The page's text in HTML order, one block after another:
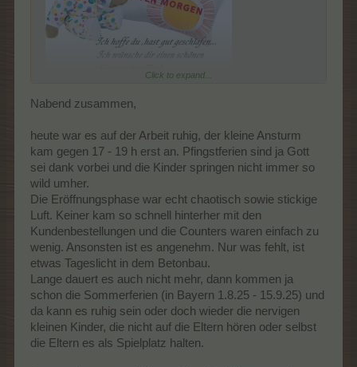
Hitze nicht aus
Danke auch an Konni für die vielen Köstlichkeiten .
Click to expand...
Nabend zusammen,
heute war es auf der Arbeit ruhig, der kleine Ansturm
kam gegen 17 - 19 h erst an. Pfingstferien sind ja Gott
sei dank vorbei und die Kinder springen nicht immer so
wild umher.
Die Eröffnungsphase war echt chaotisch sowie stickige
Luft. Keiner kam so schnell hinterher mit den
Kundenbestellungen und die Counters waren einfach zu
wenig. Ansonsten ist es angenehm. Nur was fehlt, ist
etwas Tageslicht in dem Betonbau.
Lange dauert es auch nicht mehr, dann kommen ja
schon die Sommerferien (in Bayern 1.8.25 - 15.9.25) und
da kann es ruhig sein oder doch wieder die nervigen
kleinen Kinder, die nicht auf die Eltern hören oder selbst
die Eltern es als Spielplatz halten.